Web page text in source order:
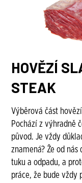
HOVĚZÍ
STEAK
Výběrová část
Pochází z výhradně
původ. Je vždy
znamená? Že od
tuku a odpadu, a
práce, že bude vždy